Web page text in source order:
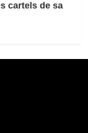
cartels de sa